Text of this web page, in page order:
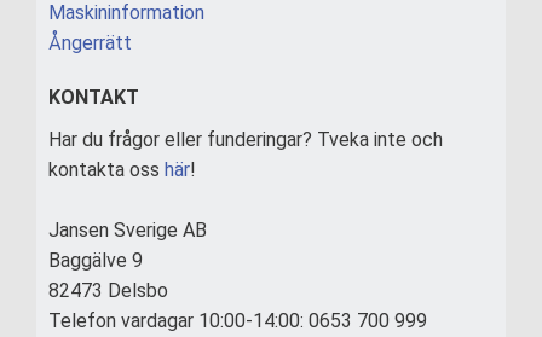
Maskininformation
Ångerrätt
KONTAKT
Har du frågor eller funderingar? Tveka inte och
kontakta oss här!
Jansen Sverige AB
Baggälve 9
82473 Delsbo
Telefon vardagar 10:00-14:00: 0653 700 999